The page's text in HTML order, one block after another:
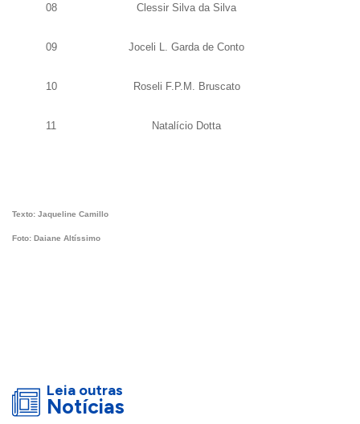
08 Clessir Silva da Silva
09 Joceli L. Garda de Conto
10 Roseli F.P.M. Bruscato
11 Natalício Dotta
Texto: Jaqueline Camillo
Foto: Daiane Altíssimo
Leia outras
Notícias